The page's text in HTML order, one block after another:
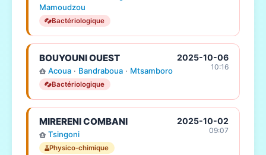
Mamoudzou
Bactériologique
BOUYOUNI OUEST
Acoua· Bandraboua· Mtsamboro
Bactériologique
2025-10-06
10:16
MIRERENI COMBANI
Tsingoni
Physico-chimique
2025-10-02
09:07